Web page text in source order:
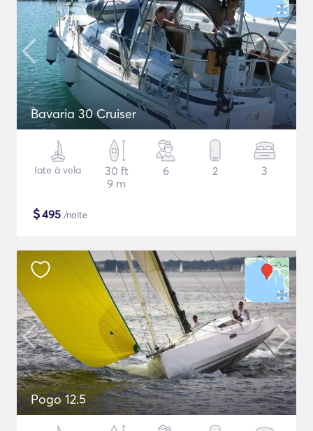
Bavaria 30 Cruiser
Iate à vela
30 ft
9 m
6 2 3
$495 /noite
Pogo 12.5